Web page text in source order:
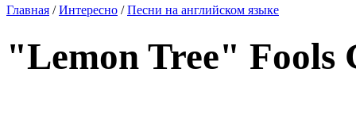
Главная /Интересно /Песни на английском языке
"Lemon Tree" Fools